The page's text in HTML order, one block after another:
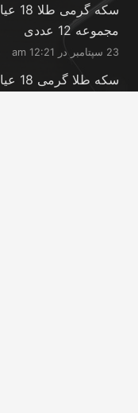
مجموعه 12 عددی
23 سپتامبر در 12:21 am